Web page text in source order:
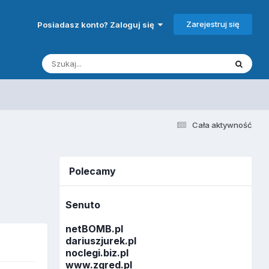
Posiadasz konto? Zaloguj się Zarejestruj się
Cała aktywność
Polecamy
Senuto
netBOMB.pl
dariuszjurek.pl
noclegi.biz.pl
www.zgred.pl